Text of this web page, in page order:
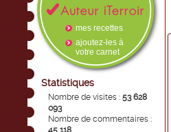
mes recettes
ajoutez-les à
votre carnet
Statistiques
Nombre de visites : 53 628
093
Nombre de commentaires :
45 118